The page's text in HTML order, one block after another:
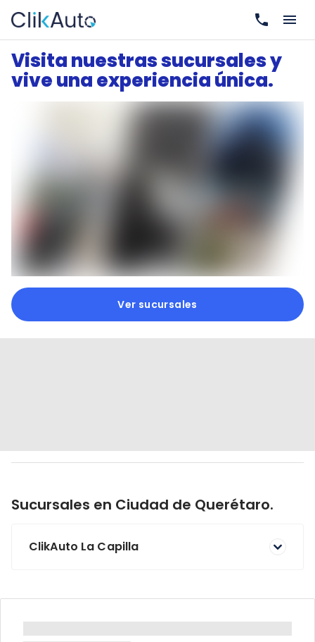
Visita nuestras sucursales y
vive una experiencia única.
Ver sucursales
Sucursales en Ciudad de Querétaro.
ClikAuto La Capilla